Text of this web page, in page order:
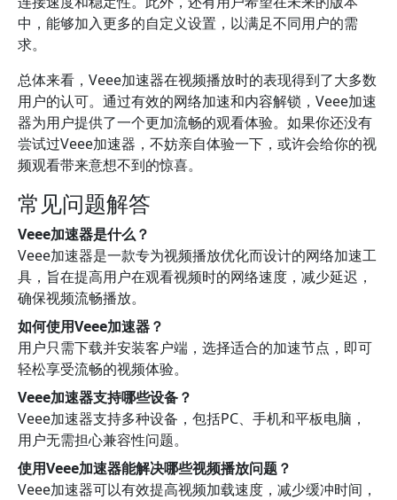
中，能够加入更多的自定义设置，以满足不同用户的需
求。
总体来看，Veee加速器在视频播放时的表现得到了大多数
用户的认可。通过有效的网络加速和内容解锁，Veee加速
器为用户提供了一个更加流畅的观看体验。如果你还没有
尝试过Veee加速器，不妨亲自体验一下，或许会给你的视
频观看带来意想不到的惊喜。
常见问题解答
Veee加速器是什么？
Veee加速器是一款专为视频播放优化而设计的网络加速工
具，旨在提高用户在观看视频时的网络速度，减少延迟，
确保视频流畅播放。
如何使用Veee加速器？
用户只需下载并安装客户端，选择适合的加速节点，即可
轻松享受流畅的视频体验。
Veee加速器支持哪些设备？
Veee加速器支持多种设备，包括PC、手机和平板电脑，
用户无需担心兼容性问题。
使用Veee加速器能解决哪些视频播放问题？
Veee加速器可以有效提高视频加载速度，减少缓冲时间，